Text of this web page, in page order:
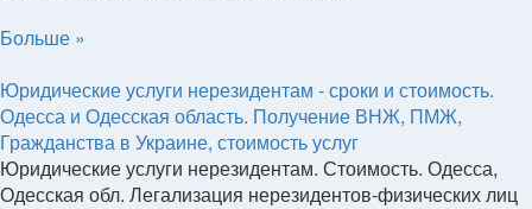
Больше »
Юридические услуги нерезидентам - сроки и стоимость.
Одесса и Одесская область. Получение ВНЖ, ПМЖ,
Гражданства в Украине, стоимость услуг
Юридические услуги нерезидентам. Стоимость. Одесса,
Одесская обл. Легализация нерезидентов-физических лиц